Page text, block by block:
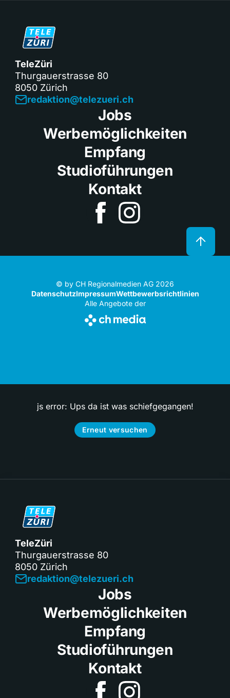
TeleZüri
Thurgauerstrasse 80
8050 Zürich
redaktion@telezueri.ch
Jobs
Werbemöglichkeiten
Empfang
Studioführungen
Kontakt
© by CH Regionalmedien AG 2026
DatenschutzImpressumWettbewerbsrichtlinien
Alle Angebote der
js error: Ups da ist was schiefgegangen!
Erneut versuchen
TeleZüri
Thurgauerstrasse 80
8050 Zürich
redaktion@telezueri.ch
Jobs
Werbemöglichkeiten
Empfang
Studioführungen
Kontakt